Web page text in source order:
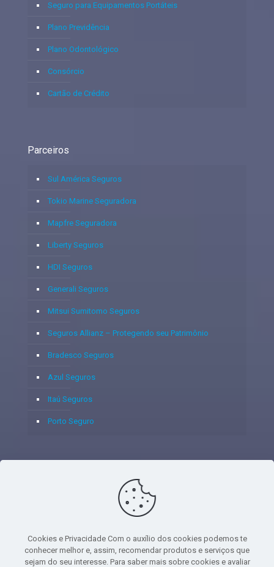
Seguro para Equipamentos Portáteis
Plano Previdência
Plano Odontológico
Consórcio
Cartão de Crédito
Parceiros
Sul América Seguros
Tokio Marine Seguradora
Mapfre Seguradora
Liberty Seguros
HDI Seguros
Generali Seguros
Mitsui Sumitomo Seguros
Seguros Allianz – Protegendo seu Patrimônio
Bradesco Seguros
Azul Seguros
Itaú Seguros
Porto Seguro
© 2020 - Yoshie & Maia Corretora de Seguros Ltda - CNPJ:
05.459.716/0001-75 - SUSEP: 100637106 AV DOS
PAVIMENTO - CEP 06.020-012 - VILA YARA - OSASCO - UF SP -
TELEFONE - (11) 8251-9266
Cookies e Privacidade Com o auxílio dos cookies podemos te
conhecer melhor e, assim, recomendar produtos e serviços que
sejam do seu interesse. Para saber mais sobre cookies e avaliar